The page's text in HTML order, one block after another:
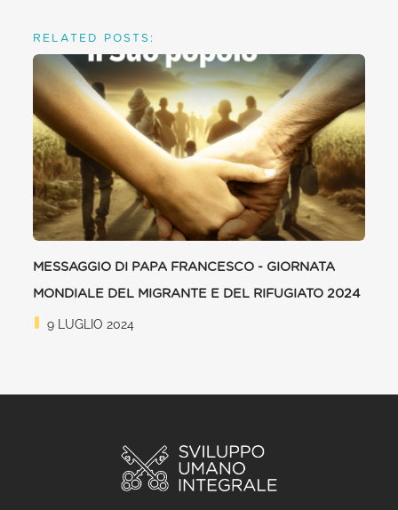
RELATED POSTS:
MESSAGGIO DI PAPA FRANCESCO - GIORNATA
MONDIALE DEL MIGRANTE E DEL RIFUGIATO 2024
9 LUGLIO 2024